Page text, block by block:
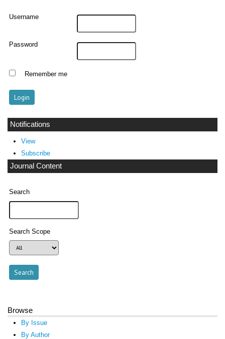
Username
Password
Remember me
Notifications
View
Subscribe
Journal Content
Search
Search Scope
Browse
By Issue
By Author